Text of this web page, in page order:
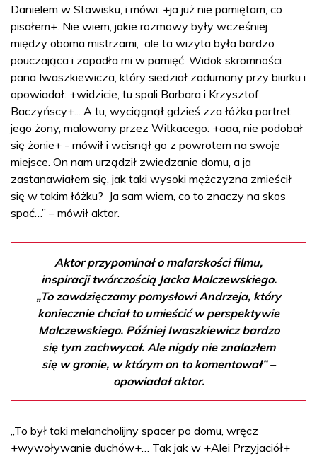
Danielem w Stawisku, i mówi: +ja już nie pamiętam, co
pisałem+. Nie wiem, jakie rozmowy były wcześniej
między oboma mistrzami, ale ta wizyta była bardzo
pouczająca i zapadła mi w pamięć. Widok skromności
pana Iwaszkiewicza, który siedział zadumany przy biurku i
opowiadał: +widzicie, tu spali Barbara i Krzysztof
Baczyńscy+... A tu, wyciągnął gdzieś zza łóżka portret
jego żony, malowany przez Witkacego: +aaa, nie podobał
się żonie+ - mówił i wcisnął go z powrotem na swoje
miejsce. On nam urządził zwiedzanie domu, a ja
zastanawiałem się, jak taki wysoki mężczyzna zmieścił
się w takim łóżku? Ja sam wiem, co to znaczy na skos
spać…” – mówił aktor.
Aktor przypominał o malarskości filmu,
inspiracji twórczością Jacka Malczewskiego.
„To zawdzięczamy pomysłowi Andrzeja, który
koniecznie chciał to umieścić w perspektywie
Malczewskiego. Później Iwaszkiewicz bardzo
się tym zachwycał. Ale nigdy nie znalazłem
się w gronie, w którym on to komentował” –
opowiadał aktor.
„To był taki melancholijny spacer po domu, wręcz
+wywoływanie duchów+… Tak jak w +Alei Przyjaciół+